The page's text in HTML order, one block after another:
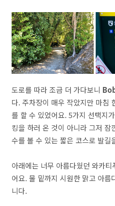
도로를 따라 조금 더 가다보니
다. 주차장이 매우 작았지만 마침
를 할 수 있었어요. 5가지 선택지
킹을 하러 온 것이 아니라 그저
수를 볼 수 있는 짧은 코스로 발길
아래에는 너무 아름다웠던 와카
어요. 물 밑까지 시원한 맑고 아
니다.